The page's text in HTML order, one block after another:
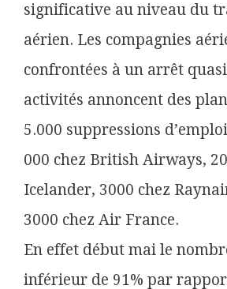
significative au niveau du
aérien. Les compagnies
confrontées à un arrêt
activités annoncent des
5.000 suppressions
000 chez British Airways,
Icelander, 3000 chez
3000 chez Air France.
En effet début mai le
inférieur de 91% par